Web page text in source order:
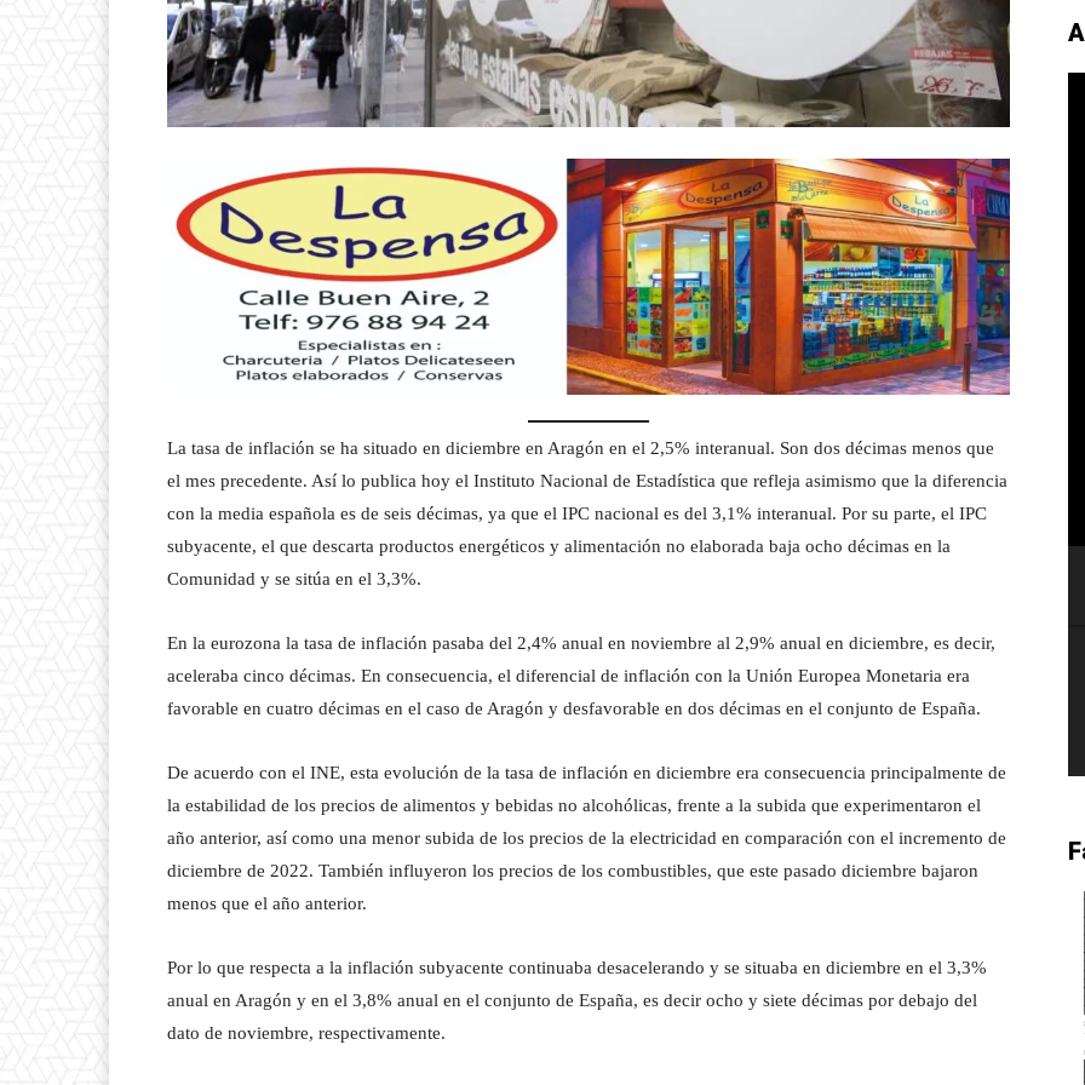
La tasa de inflación se ha situado en diciembre en Aragón en el 2,5% interanual. Son dos décimas menos que
el mes precedente. Así lo publica hoy el Instituto Nacional de Estadística que refleja asimismo que la diferencia
con la media española es de seis décimas, ya que el IPC nacional es del 3,1% interanual. Por su parte, el IPC
subyacente, el que descarta productos energéticos y alimentación no elaborada baja ocho décimas en la
Comunidad y se sitúa en el 3,3%.
En la eurozona la tasa de inflación pasaba del 2,4% anual en noviembre al 2,9% anual en diciembre, es decir,
aceleraba cinco décimas. En consecuencia, el diferencial de inflación con la Unión Europea Monetaria era
favorable en cuatro décimas en el caso de Aragón y desfavorable en dos décimas en el conjunto de España.
De acuerdo con el INE, esta evolución de la tasa de inflación en diciembre era consecuencia principalmente de
la estabilidad de los precios de alimentos y bebidas no alcohólicas, frente a la subida que experimentaron el
año anterior, así como una menor subida de los precios de la electricidad en comparación con el incremento de
diciembre de 2022. También influyeron los precios de los combustibles, que este pasado diciembre bajaron
menos que el año anterior.
Por lo que respecta a la inflación subyacente continuaba desacelerando y se situaba en diciembre en el 3,3%
anual en Aragón y en el 3,8% anual en el conjunto de España, es decir ocho y siete décimas por debajo del
dato de noviembre, respectivamente.